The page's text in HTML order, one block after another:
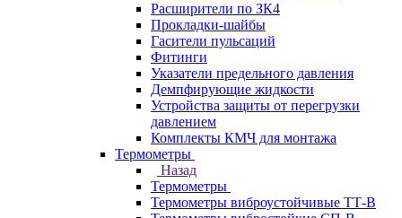
Расширители по ЗК4
Прокладки-шайбы
Гасители пульсаций
Фитинги
Указатели предельного давления
Демпфирующие жидкости
Устройства защиты от перегрузки
давлением
Комплекты КМЧ для монтажа
Термометры
Назад
Термометры
Термометры виброустойчивые ТТ-В